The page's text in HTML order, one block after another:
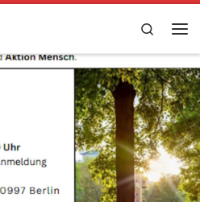
Search